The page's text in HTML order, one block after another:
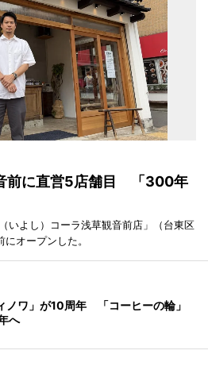
前に直営5店舗目 「300年
いよし）コーラ浅草観音前店」（台東区
オープンした。
ノワ」が10周年 「コーヒーの輪」
へ